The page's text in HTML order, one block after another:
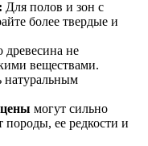
Для полов и зон с
более твердые и
древесина не
веществами.
натуральным
могут сильно
породы, ее редкости и